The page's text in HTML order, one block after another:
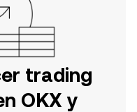
trading
OKX y